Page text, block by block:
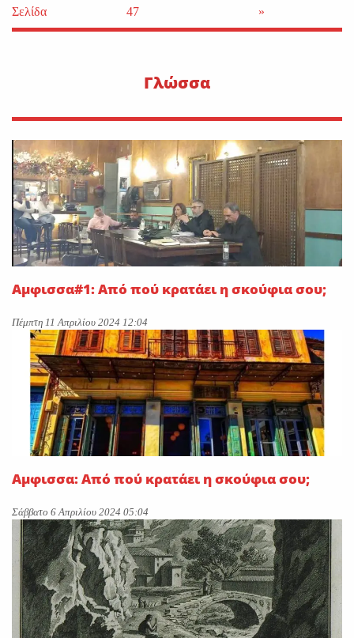
Σελίδα
47
»
Γλώσσα
Αμφισσα#1: Από πού κρατάει η σκούφια σου;
Πέμπτη 11 Απριλίου 2024 12:04
Αμφισσα: Από πού κρατάει η σκούφια σου;
Σάββατο 6 Απριλίου 2024 05:04